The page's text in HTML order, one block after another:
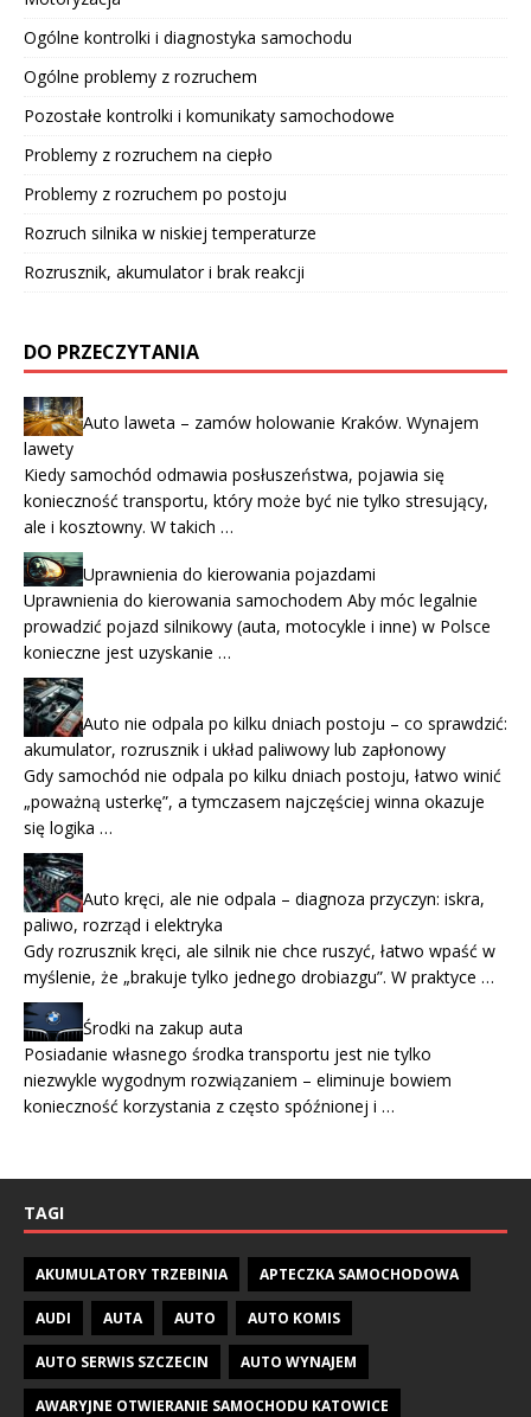
Ogólne kontrolki i diagnostyka samochodu
Ogólne problemy z rozruchem
Pozostałe kontrolki i komunikaty samochodowe
Problemy z rozruchem na ciepło
Problemy z rozruchem po postoju
Rozruch silnika w niskiej temperaturze
Rozrusznik, akumulator i brak reakcji
DO PRZECZYTANIA
Auto laweta – zamów holowanie Kraków. Wynajem
lawety
Kiedy samochód odmawia posłuszeństwa, pojawia się
konieczność transportu, który może być nie tylko stresujący,
ale i kosztowny. W takich …
Uprawnienia do kierowania pojazdami
Uprawnienia do kierowania samochodem Aby móc legalnie
prowadzić pojazd silnikowy (auta, motocykle i inne) w Polsce
konieczne jest uzyskanie …
Auto nie odpala po kilku dniach postoju – co sprawdzić:
akumulator, rozrusznik i układ paliwowy lub zapłonowy
Gdy samochód nie odpala po kilku dniach postoju, łatwo winić
„poważną usterkę”, a tymczasem najczęściej winna okazuje
się logika …
Auto kręci, ale nie odpala – diagnoza przyczyn: iskra,
paliwo, rozrząd i elektryka
Gdy rozrusznik kręci, ale silnik nie chce ruszyć, łatwo wpaść w
myślenie, że „brakuje tylko jednego drobiazgu”. W praktyce …
Środki na zakup auta
Posiadanie własnego środka transportu jest nie tylko
niezwykle wygodnym rozwiązaniem – eliminuje bowiem
konieczność korzystania z często spóźnionej i …
TAGI
AKUMULATORY TRZEBINIA APTECZKA SAMOCHODOWA
AUDI AUTA AUTO AUTO KOMIS
AUTO SERWIS SZCZECIN AUTO WYNAJEM
AWARYJNE OTWIERANIE SAMOCHODU KATOWICE